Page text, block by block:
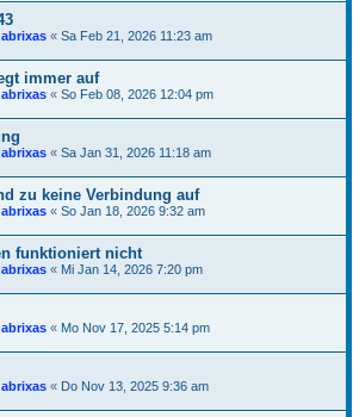
abrixas « Sa Feb 21, 2026 11:23 am
immer auf
abrixas « So Feb 08, 2026 12:04 pm
abrixas « Sa Jan 31, 2026 11:18 am
zu keine Verbindung auf
abrixas « So Jan 18, 2026 9:32 am
funktioniert nicht
abrixas « Mi Jan 14, 2026 7:20 pm
abrixas « Mo Nov 17, 2025 5:14 pm
abrixas « Do Nov 13, 2025 9:36 am